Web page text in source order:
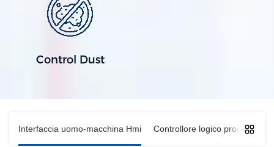
Control Dust
Interfaccia uomo-macchina Hmi Controllore logico